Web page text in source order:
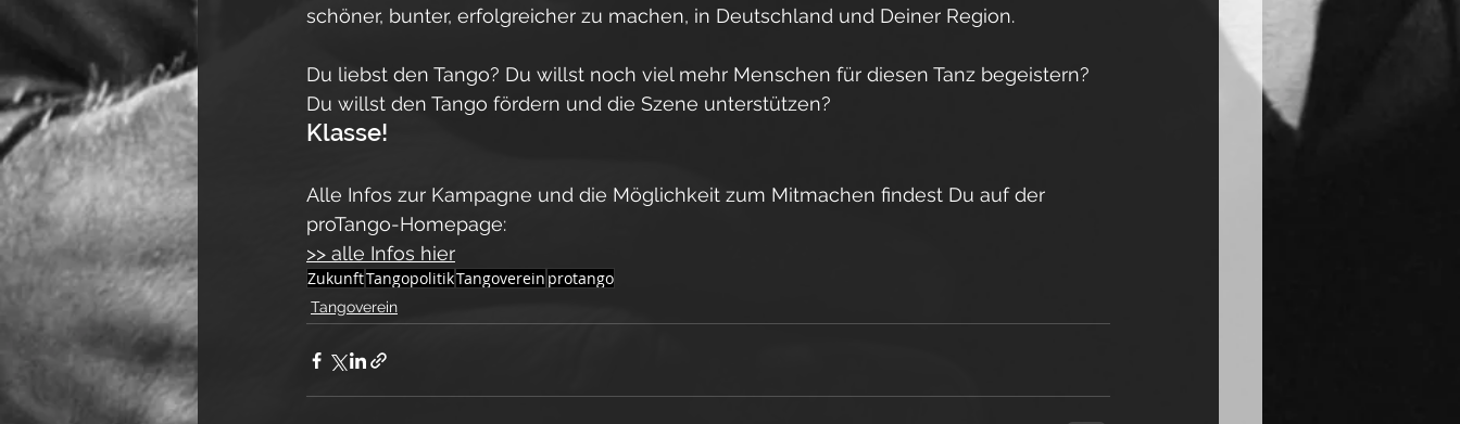
schöner, bunter, erfolgreicher zu machen, in Deutschland und Deiner Region.
Du liebst den Tango? Du willst noch viel mehr Menschen für diesen Tanz begeistern?
Du willst den Tango fördern und die Szene unterstützen?
Klasse!
Alle Infos zur Kampagne und die Möglichkeit zum Mitmachen findest Du auf der
proTango-Homepage:
>> alle Infos hier
ZukunftTangopolitikTangoverein protango
Tangoverein